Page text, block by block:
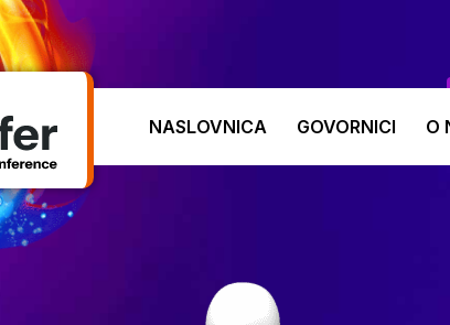
NASLOVNICA GOVORNICI O